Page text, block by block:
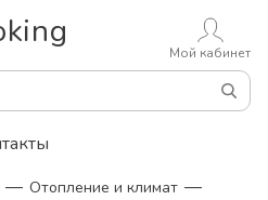
Мой кабинет
— Отопление и климат —